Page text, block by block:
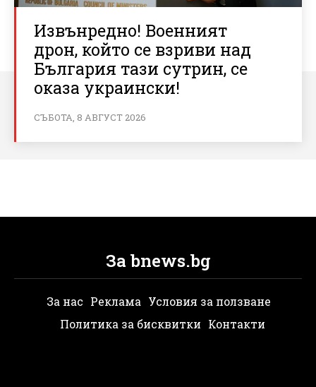
Извънредно! Военният
дрон, който се взриви над
България тази сутрин, се
оказа украински!
СЪБОТА, 8 АВГУСТ 2026
За bnews.bg
За нас Реклама Условия за ползване
Политика за бисквитки Контакти